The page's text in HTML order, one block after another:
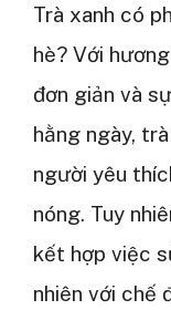
Trà xanh có
hè? Với
đơn giản và
hằng ngày,
người yêu
nóng. Tuy
kết hợp việc
nhiên với chế